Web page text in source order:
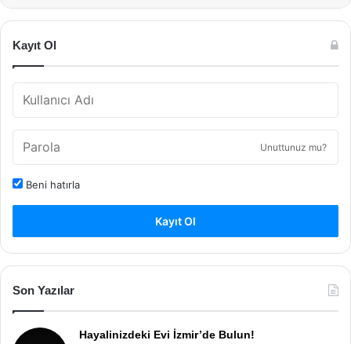
Kayıt Ol
Unuttunuz mu?
Beni hatırla
Kayıt Ol
Son Yazılar
Hayalinizdeki Evi İzmir’de Bulun!